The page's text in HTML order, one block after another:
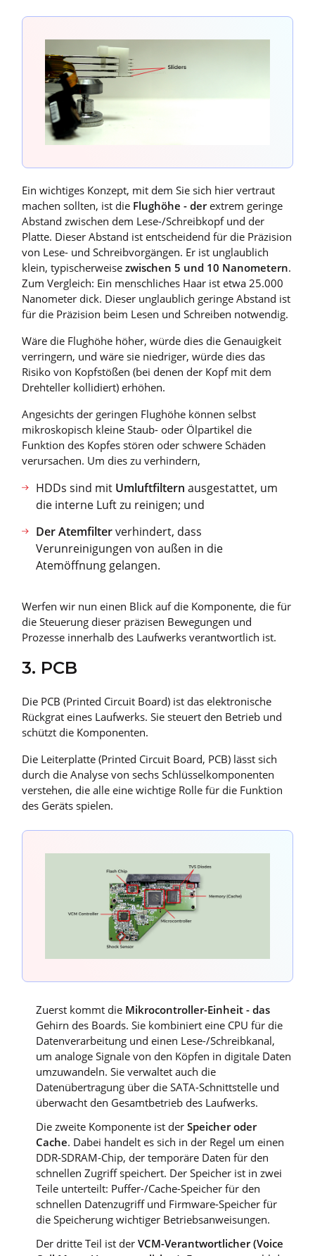
Ein wichtiges Konzept, mit dem Sie sich hier vertraut
machen sollten, ist die Flughöhe - derextrem geringe
Abstand zwischen dem Lese-/Schreibkopf und der
Platte. Dieser Abstand ist entscheidend für die Präzision
von Lese- und Schreibvorgängen. Er ist unglaublich
klein, typischerweise zwischen 5 und 10 Nanometern.
Zum Vergleich: Ein menschliches Haar ist etwa 25.000
Nanometer dick. Dieser unglaublich geringe Abstand ist
für die Präzision beim Lesen und Schreiben notwendig.
Wäre die Flughöhe höher, würde dies die Genauigkeit
verringern, und wäre sie niedriger, würde dies das
Risiko von Kopfstößen (bei denen der Kopf mit dem
Drehteller kollidiert) erhöhen.
Angesichts der geringen Flughöhe können selbst
mikroskopisch kleine Staub- oder Ölpartikel die
Funktion des Kopfes stören oder schwere Schäden
verursachen. Um dies zu verhindern,
HDDs sind mit Umluftfiltern ausgestattet, um
die interne Luft zu reinigen; und
Der Atemfilterverhindert, dass
Verunreinigungen von außen in die
Atemöffnung gelangen.
Werfen wir nun einen Blick auf die Komponente, die für
die Steuerung dieser präzisen Bewegungen und
Prozesse innerhalb des Laufwerks verantwortlich ist.
3. PCB
Die PCB (Printed Circuit Board) ist das elektronische
Rückgrat eines Laufwerks. Sie steuert den Betrieb und
schützt die Komponenten.
Die Leiterplatte (Printed Circuit Board, PCB) lässt sich
durch die Analyse von sechs Schlüsselkomponenten
verstehen, die alle eine wichtige Rolle für die Funktion
des Geräts spielen.
Zuerst kommt die Mikrocontroller-Einheit - das
Gehirn des Boards. Sie kombiniert eine CPU für die
Datenverarbeitung und einen Lese-/Schreibkanal,
um analoge Signale von den Köpfen in digitale Daten
umzuwandeln. Sie verwaltet auch die
Datenübertragung über die SATA-Schnittstelle und
überwacht den Gesamtbetrieb des Laufwerks.
Die zweite Komponente ist der Speicher oder
Cache. Dabei handelt es sich in der Regel um einen
DDR-SDRAM-Chip, der temporäre Daten für den
schnellen Zugriff speichert. Der Speicher ist in zwei
Teile unterteilt: Puffer-/Cache-Speicher für den
schnellen Datenzugriff und Firmware-Speicher für
die Speicherung wichtiger Betriebsanweisungen.
Der dritte Teil ist der VCM-Verantwortlicher (Voice